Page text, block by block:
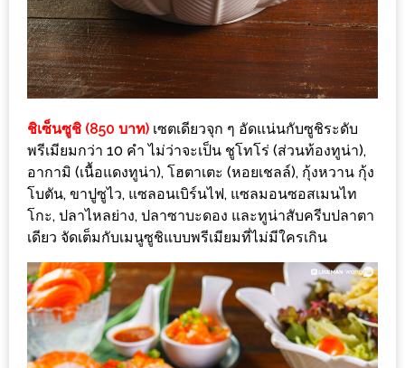
อินน์
เชียงใหม่
PANDA
:
ทำไม
เรา
ไม่
ทำ
อาหาร
ทาน
เอง?
SHOP
ชิเซ็นซูชิ (850 บาท) เซตเดียวจุก ๆ อัดแน่นกับซูชิระดับ
พรีเมียมกว่า 10 คำ ไม่ว่าจะเป็น ชูโทโร่ (ส่วนท้องทูน่า),
อากามิ (เนื้อแดงทูน่า), โฮตาเตะ (หอยเชลล์), กุ้งหวาน กุ้ง
โบตัน, ขาปูซูไว, แซลอนเบิร์นไฟ, แซลมอนซอสเมนไท
โกะ, ปลาไหลย่าง, ปลาซาบะดอง และทูน่าสับครีบปลาตา
เดียว จัดเต็มกับเมนูซูชิแบบพรีเมียมที่ไม่มีใครเกิน